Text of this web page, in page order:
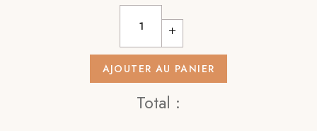
AJOUTER AU PANIER
Total :